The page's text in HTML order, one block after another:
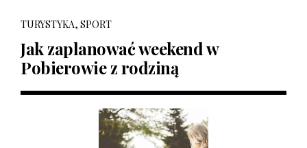
TURYSTYKA, SPORT
Jak zaplanować weekend w
Pobierowie z rodziną